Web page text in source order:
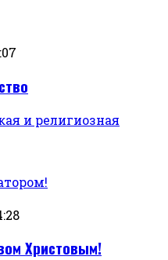
и религиозная
Христовым!